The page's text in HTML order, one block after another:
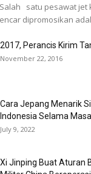
satu pesawat jet
dipromosikan
2017, Perancis Kirim
November 22, 2016
Cara Jepang Menarik
Indonesia Selama
July 9, 2022
Xi Jinping Buat Aturan